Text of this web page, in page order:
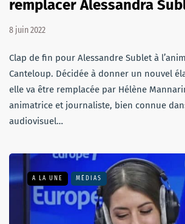
remplacer Alessandra
8 juin 2022
Clap de fin pour Alessandre Sublet à
Canteloup. Décidée à donner un nouvel
elle va être remplacée par Hélène
animatrice et journaliste, bien connue
audiovisuel…
A LA UNE MÉDIAS